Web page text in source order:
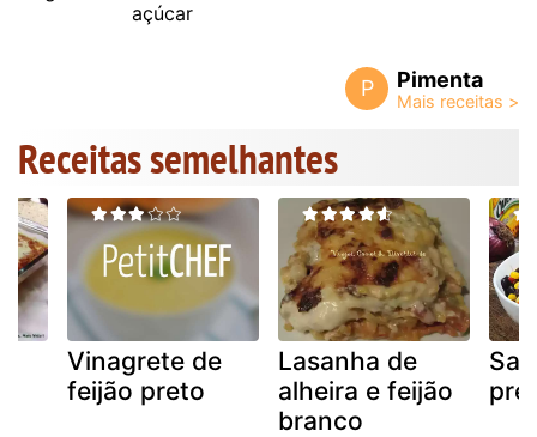
açúcar
P Pimenta
Receitas semelhantes
Vinagrete de
feijão preto
Lasanha de
alheira e feijão
branco